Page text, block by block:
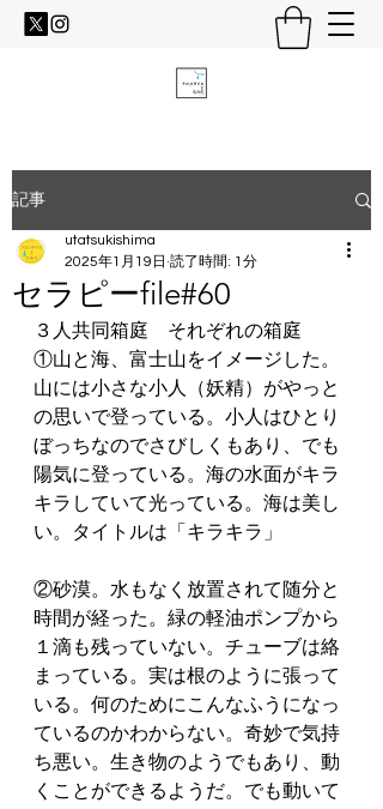
記事
セラピーfile#60
utatsukishima
2025年1月19日 読了時間: 1分
３人共同箱庭　それぞれの箱庭
①山と海、富士山をイメージした。
山には小さな小人（妖精）がやっと
の思いで登っている。小人はひとり
ぼっちなのでさびしくもあり、でも
陽気に登っている。海の水面がキラ
キラしていて光っている。海は美し
い。タイトルは「キラキラ」
②砂漠。水もなく放置されて随分と
時間が経った。緑の軽油ポンプから
１滴も残っていない。チューブは絡
まっている。実は根のように張って
いる。何のためにこんなふうになっ
ているのかわからない。奇妙で気持
ち悪い。生き物のようでもあり、動
くことができるようだ。でも動いて